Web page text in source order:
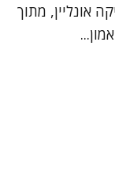
אונליין, מתוך